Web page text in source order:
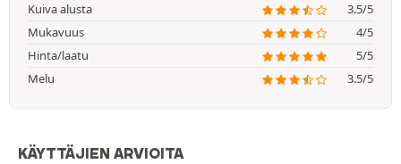
Kuiva alusta
3.5/5
Mukavuus
4/5
Hinta/laatu
5/5
Melu
3.5/5
KÄYTTÄJIEN ARVIOITA